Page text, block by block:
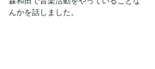
んかを話しました。